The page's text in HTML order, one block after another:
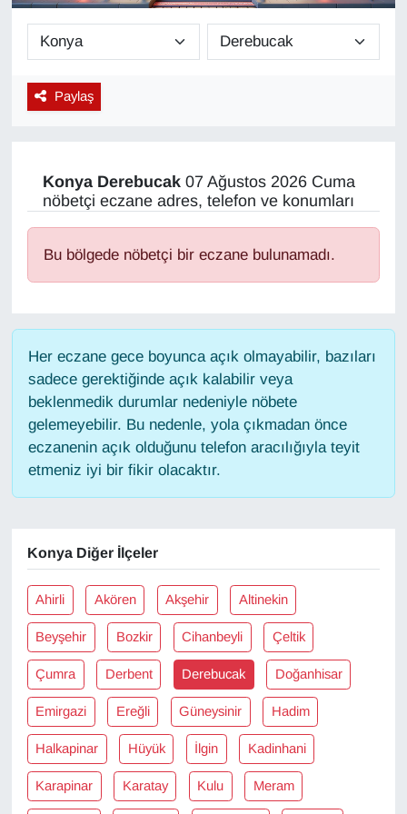
Paylaş
Konya Derebucak07 Ağustos 2026 Cuma
nöbetçi eczane adres, telefon ve konumları
Bu bölgede nöbetçi bir eczane bulunamadı.
Her eczane gece boyunca açık olmayabilir, bazıları
sadece gerektiğinde açık kalabilir veya
beklenmedik durumlar nedeniyle nöbete
gelemeyebilir. Bu nedenle, yola çıkmadan önce
eczanenin açık olduğunu telefon aracılığıyla teyit
etmeniz iyi bir fikir olacaktır.
Konya Diğer İlçeler
Ahirli Akören Akşehir Altinekin
Beyşehir Bozkir Cihanbeyli Çeltik
Çumra Derbent Derebucak Doğanhisar
Emirgazi Ereğli Güneysinir Hadim
Halkapinar Hüyük İlgin Kadinhani
Karapinar Karatay Kulu Meram
Diğer
DÜNYA
EKONOMİ
Eleman
Emlak
GENEL
Güncel
Gündem
Haber
HABERDE İNSAN
İngilizce
Kadın
Kamu Alımları
Kim Kimdir?
Kültür & Sanat